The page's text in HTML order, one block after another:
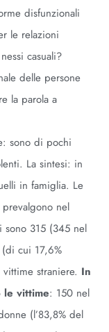
disfunzionali
le relazioni
casuali?
delle persone
la parola a
sono di pochi
La sintesi: in
in famiglia. Le
nel
315 (345 nel
cui 17,6%
straniere. In
le vittime: 150 nel
(l’83,8% del